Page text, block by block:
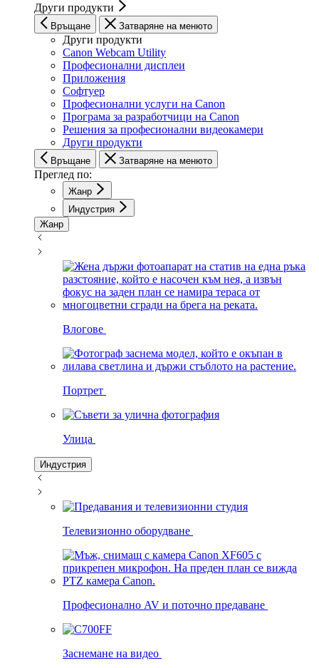
Други продукти
Връщане Затваряне на менюто
Други продукти
Canon Webcam Utility
Професионални дисплеи
Приложения
Софтуер
Професионални услуги на Canon
Програма за разработчици на Canon
Решения за професионални видеокамери
Други продукти
Връщане Затваряне на менюто
Преглед по:
Жанр
Индустрия
Жанр
Влогове
Портрет
Улица
Индустрия
Телевизионно оборудване
Професионално AV и поточно предаване
Заснемане на видео